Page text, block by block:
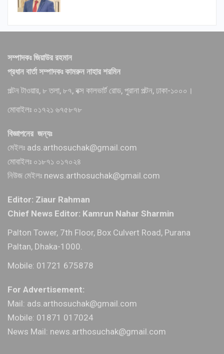
সম্পাদকঃ জিয়াউর রহমান
প্রধান বার্তা সম্পাদকঃ কামরুন নাহার শরমিন
পল্টন টাওয়ার, ৮ তলা, ৮৭, বক্স কালভার্ট রোড, পুরানা পল্টন, ঢাকা-১০০০।
মোবাইলঃ ০১৭২১ ৬৭৫৮৭৮
বিজ্ঞাপনের জন্যঃ
মেইলঃ ads.arthosuchak@gmail.com
মোবাইলঃ ০১৮৭১ ০১৭০২৪
নিউজ মেইলঃ news.arthosuchak@gmail.com
Editor: Ziaur Rahman
Chief News Editor: Kamrun Nahar Sharmin
Palton Tower, 7th Floor, Box Culvert Road, Purana
Paltan, Dhaka-1000.
Mobile: 01721 675878
For Advertisement:
Mail: ads.arthosuchak@gmail.com
Mobile: 01871 017024
News Mail: news.arthosuchak@gmail.com